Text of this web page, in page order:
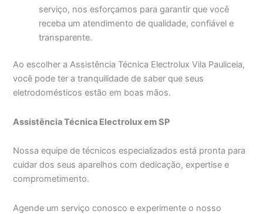
serviço, nos esforçamos para garantir que você
receba um atendimento de qualidade, confiável e
transparente.
Ao escolher a Assistência Técnica Electrolux Vila Pauliceia,
você pode ter a tranquilidade de saber que seus
eletrodomésticos estão em boas mãos.
Assistência Técnica Electrolux em SP
Nossa equipe de técnicos especializados está pronta para
cuidar dos seus aparelhos com dedicação, expertise e
comprometimento.
Agende um serviço conosco e experimente o nosso